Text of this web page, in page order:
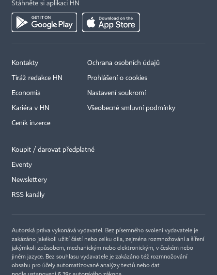
Stáhněte si aplikaci HN
Kontakty
Tiráž redakce HN
Economia
Kariéra v HN
Ceník inzerce
Ochrana osobních údajů
Prohlášení o cookies
Nastavení soukromí
Všeobecné smluvní podmínky
Koupit / darovat předplatné
Eventy
Newslettery
RSS kanály
Autorská práva vykonává vydavatel. Bez písemného svolení vydavatele je
zakázáno jakékoli užití částí nebo celku díla, zejména rozmnožování a šíření
jakýmkoli způsobem, mechanickým nebo elektronickým, v českém nebo
jiném jazyce. Bez souhlasu vydavatele je zakázáno též rozmnožování
obsahu pro účely automatizované analýzy textů nebo dat